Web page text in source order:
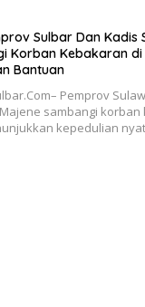
Sulbar Dan Kadis
Korban Kebakaran di
Bantuan
Pemprov
sambangi korban
kepedulian